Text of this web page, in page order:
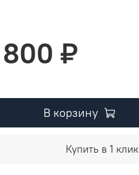
₽
В корзину
Купить в 1 клик